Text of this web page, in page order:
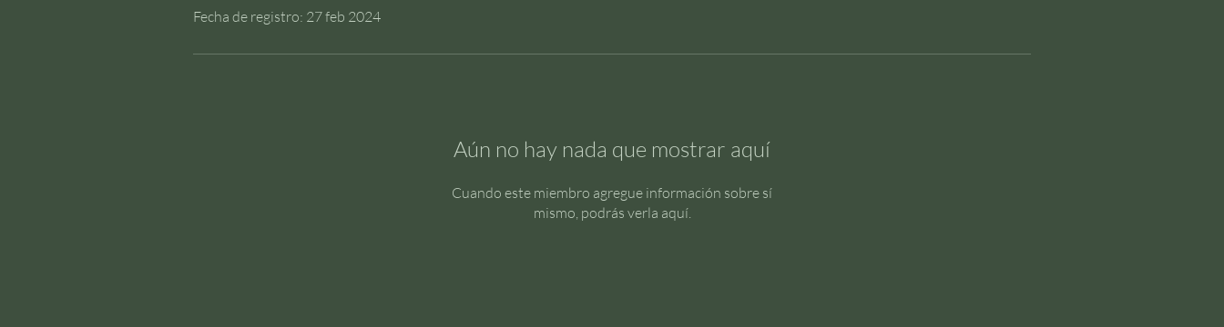
Fecha de registro: 27 feb 2024
Aún no hay nada que mostrar aquí
Cuando este miembro agregue información sobre sí
mismo, podrás verla aquí.